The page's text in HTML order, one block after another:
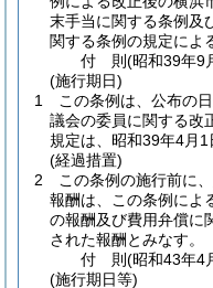
末手当に関する条例及
関する条例の規定によ
付 則(昭和39年9
(施行期日)
1
この条例は、公布の
議会の委員に関する改
規定は、昭和39年4月1
(経過措置)
2
この条例の施行前に
報酬は、この条例によ
の報酬及び費用弁償に
された報酬とみなす。
付 則(昭和43年4
(施行期日等)